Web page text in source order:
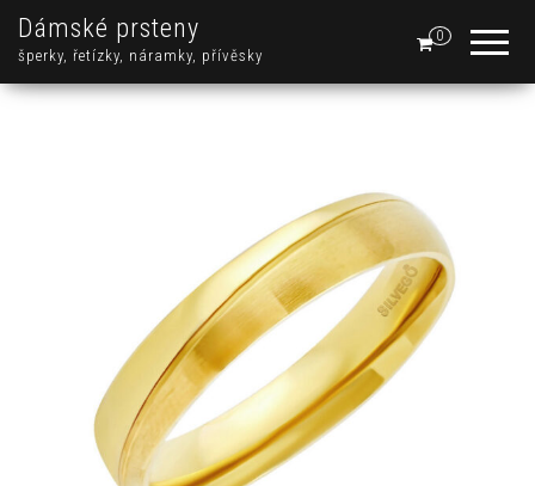
Dámské prsteny
šperky, řetízky, náramky, přívěsky
0